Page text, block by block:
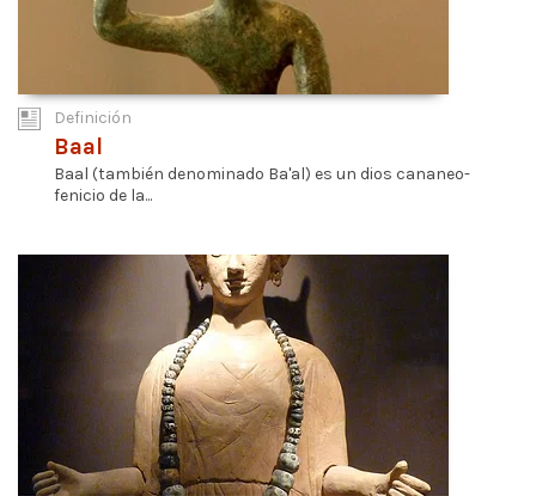
Definición
Baal
Baal (también denominado Ba'al) es un dios cananeo-
fenicio de la...